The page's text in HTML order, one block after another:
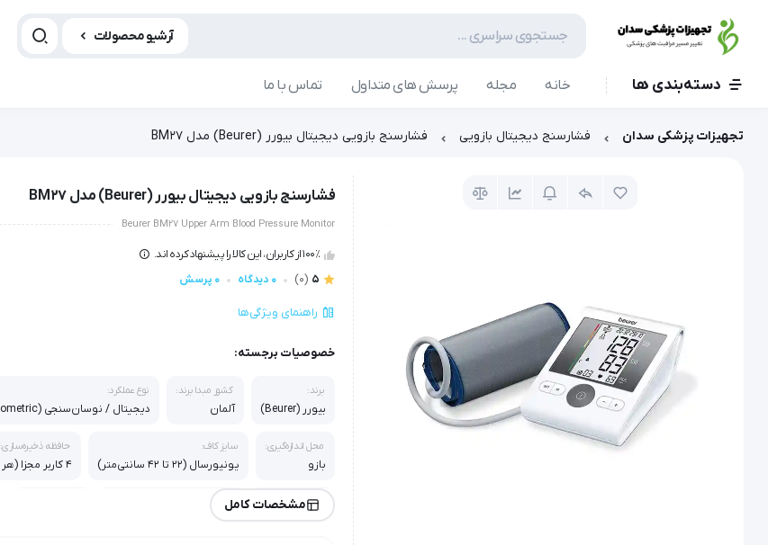
آرشیو محصولات
دسته‌بندی ها خانه مجله پرسش های متداول تماس با ما
تجهیزات پزشکی سدان فشارسنج دیجیتال بازویی فشارسنج بازویی دیجیتال بیورر (Beurer) مدل BM27
فشارسنج بازویی دیجیتال بیورر (Beurer) مدل BM27
Beurer BM27 Upper Arm Blood Pressure Monitor
100٪ از کاربران، این کالا را پیشنهاد کرده اند.
5
(0) 0 دیدگاه 0 پرسش
راهنمای ویژگی‌ها
خصوصیات برجسته:
برند:
بیورر (Beurer)
کشور مبدا برند:
آلمان
نوع عملکرد:
دیجیتال / نوسان‌سنجی (Oscillometric)
محل اندازه‌گیری:
بازو
سایز کاف:
یونیورسال (22 تا 42 سانتی‌متر)
حافظه ذخیره‌سازی:
4 کاربر مجزا (هر نفر 30 رکورد)
تشخیص آریتمی:
دارد
منبع تغذیه:
4 عدد باتری نیم‌قلمی (AAA)
مشخصات کامل